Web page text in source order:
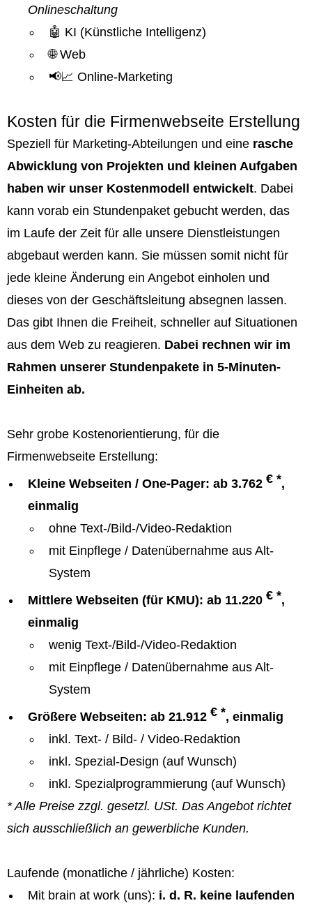
Onlineschaltung
🤖 KI (Künstliche Intelligenz)
🌐 Web
📢📈 Online-Marketing
Kosten für die Firmenwebseite Erstellung
Speziell für Marketing-Abteilungen und eine rasche
Abwicklung von Projekten und kleinen Aufgaben
haben wir unser Kostenmodell entwickelt. Dabei
kann vorab ein Stundenpaket gebucht werden, das
im Laufe der Zeit für alle unsere Dienstleistungen
abgebaut werden kann. Sie müssen somit nicht für
jede kleine Änderung ein Angebot einholen und
dieses von der Geschäftsleitung absegnen lassen.
Das gibt Ihnen die Freiheit, schneller auf Situationen
aus dem Web zu reagieren. Dabei rechnen wir im
Rahmen unserer Stundenpakete in 5-Minuten-
Einheiten ab.
Sehr grobe Kostenorientierung, für die
Firmenwebseite Erstellung:
Kleine Webseiten / One-Pager: ab 3.762 € *,
einmalig
ohne Text-/Bild-/Video-Redaktion
mit Einpflege / Datenübernahme aus Alt-
System
Mittlere Webseiten (für KMU): ab 11.220 € *,
einmalig
wenig Text-/Bild-/Video-Redaktion
mit Einpflege / Datenübernahme aus Alt-
System
Größere Webseiten: ab 21.912 € *, einmalig
inkl. Text- / Bild- / Video-Redaktion
inkl. Spezial-Design (auf Wunsch)
inkl. Spezialprogrammierung (auf Wunsch)
* Alle Preise zzgl. gesetzl. USt. Das Angebot richtet
sich ausschließlich an gewerbliche Kunden.
Laufende (monatliche / jährliche) Kosten:
Mit brain at work (uns): i. d. R. keine laufenden